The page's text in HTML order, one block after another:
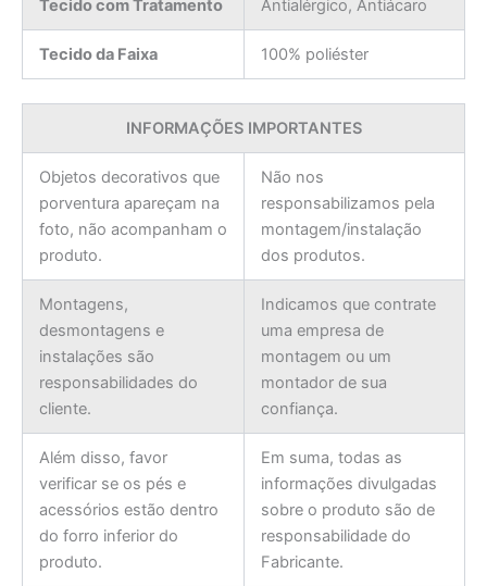
Tecido com Tratamento Antialérgico, Antiácaro
Tecido da Faixa 100% poliéster
INFORMAÇÕES IMPORTANTES
Objetos decorativos que
porventura apareçam na
foto, não acompanham o
produto.
Não nos
responsabilizamos pela
montagem/instalação
dos produtos.
Montagens,
desmontagens e
instalações são
responsabilidades do
cliente.
Indicamos que contrate
uma empresa de
montagem ou um
montador de sua
confiança.
Além disso, favor
verificar se os pés e
acessórios estão dentro
do forro inferior do
produto.
Em suma, todas as
informações divulgadas
sobre o produto são de
responsabilidade do
Fabricante.